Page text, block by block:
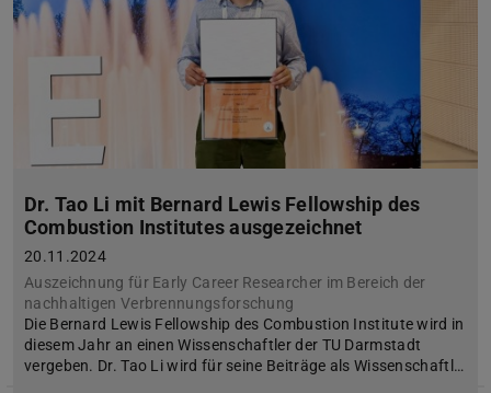
Dr. Tao Li mit Bernard Lewis Fellowship des
Combustion Institutes ausgezeichnet
20.11.2024
Auszeichnung für Early Career Researcher im Bereich der
nachhaltigen Verbrennungsforschung
Die Bernard Lewis Fellowship des Combustion Institute wird in
diesem Jahr an einen Wissenschaftler der TU Darmstadt
vergeben. Dr. Tao Li wird für seine Beiträge als Wissenschaftl…